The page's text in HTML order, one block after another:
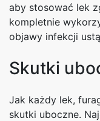
aby stosować lek
kompletnie
objawy infekcji
Skutki
Jak każdy lek,
skutki uboczne.